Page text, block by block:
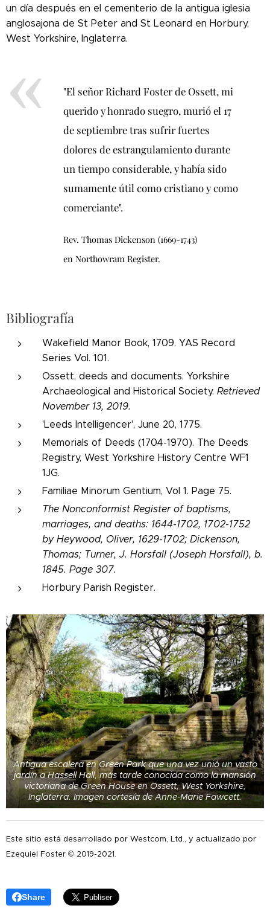
un día después en el cementerio de la antigua iglesia
anglosajona de St Peter and St Leonard en Horbury,
West Yorkshire, Inglaterra.
"El señor Richard Foster de Ossett, mi
querido y honrado suegro, murió el 17
de septiembre tras sufrir fuertes
dolores de estrangulamiento durante
un tiempo considerable, y había sido
sumamente útil como cristiano y como
comerciante".
Rev. Thomas Dickenson (1669-1743)
en Northowram Register.
Bibliografía
Wakefield Manor Book, 1709. YAS Record
Series Vol. 101.
Ossett, deeds and documents. Yorkshire
Archaeological and Historical Society. Retrieved
November 13, 2019.
'Leeds Intelligencer', June 20, 1775.
Memorials of Deeds (1704-1970). The Deeds
Registry, West Yorkshire History Centre WF1
1JG.
Familiae Minorum Gentium, Vol 1. Page 75.
The Nonconformist Registerof baptisms,
marriages, and deaths: 1644-1702, 1702-1752
by Heywood, Oliver, 1629-1702; Dickenson,
Thomas; Turner, J. Horsfall (Joseph Horsfall), b.
1845. Page 307.
Horbury Parish Register.
Antigua escalera en Green Park que una vez unió un vasto
jardín a Hassell Hall, más tarde conocida como la mansión
victoriana de Green House en Ossett, West Yorkshire,
Inglaterra. Imagen cortesía de Anne-Marie Fawcett.
Este sitio está desarrollado por Westcom, Ltd., y actualizado por
Ezequiel Foster © 2019-2021.
Share